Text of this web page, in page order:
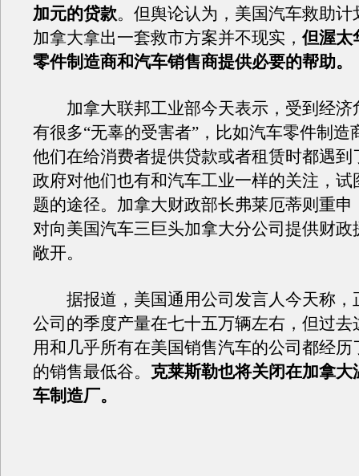
加元的贷款。但舆论认为，美国汽车救助计
加拿大拿出一套救市方案并不现实，但渥太
零件制造商和汽车销售商提供必要的帮助。
加拿大联邦工业部今天表示，受到经济
有很多“无辜的受害者”，比如汽车零件制造
他们在给消费者提供贷款或者租赁时都遇到
政府对他们也有和汽车工业一样的关注，试
题的途径。加拿大财政部长弗莱厄蒂则重申
对向美国汽车三巨头加拿大分公司提供财政
敞开。
据报道，美国通用公司发言人今天称，
公司的季度产量在七十五万辆左右，但过去
用和几乎所有在美国销售汽车的公司都经历
的销售最低谷。 克莱斯勒也将关闭在加拿大
车制造厂。